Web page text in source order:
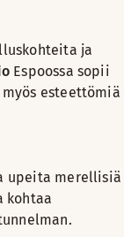
ja
Espoossa sopii
esteettömiä
upeita merellisiä
kohtaa